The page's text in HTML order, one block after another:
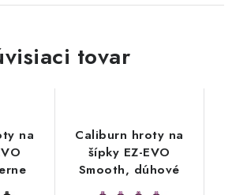
tovar
na
Caliburn hroty na
šípky EZ-EVO
Smooth, dúhové